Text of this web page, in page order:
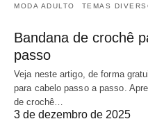
MODA ADULTO TEMAS
Bandana de crochê
passo
Veja neste artigo, de forma
para cabelo passo a passo.
de crochê…
3 de dezembro de 2025